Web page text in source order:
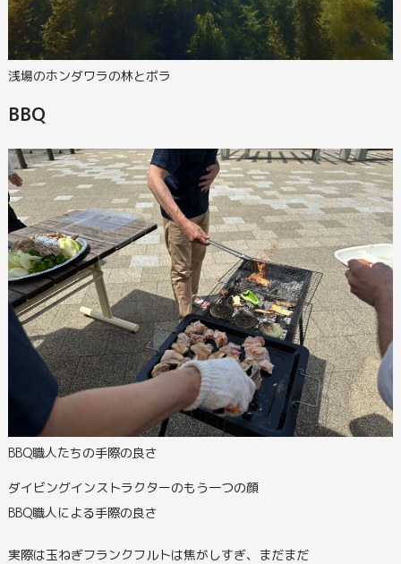
浅場のホンダワラの林とボラ
BBQ
BBQ職人たちの手際の良さ
ダイビングインストラクターのもう一つの顔
BBQ職人による手際の良さ
実際は玉ねぎフランクフルトは焦がしすぎ、まだまだ